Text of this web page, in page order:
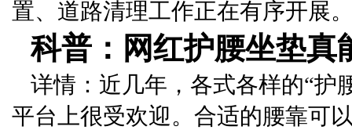
置、道路清理工作正在有序开展
科普：网红护腰坐垫真
详情：近几年，各式各样的“护
平台上很受欢迎。合适的腰靠可